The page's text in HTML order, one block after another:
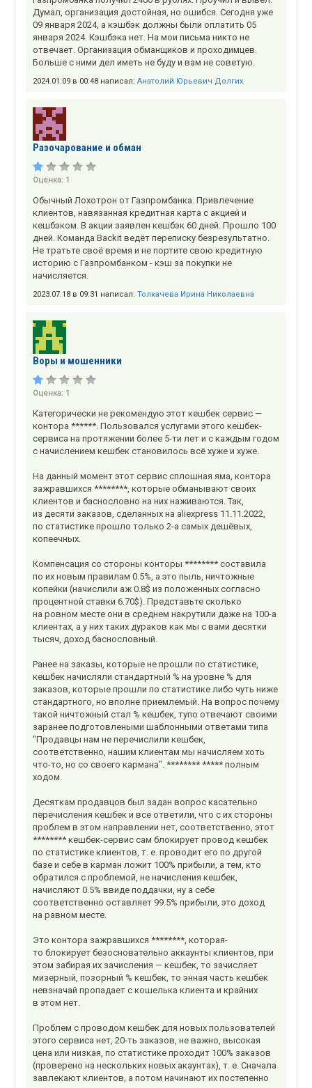
Думал, организация достойная, но ошибся. Сегодня уже
09 января 2024, а кэшбэк должны были оплатить 05
января 2024. Кэшбэка нет. На мои письма никто не
отвечает. Организация обманщиков и проходимцев.
Больше с ними дел иметь не буду и вам не советую.
2024.01.09 в 00:48 написал: Анатолий Юрьевич Долгих
Разочарование и обман
Оценка: 1
Обычный Лохотрон от Газпромбанка. Привлечение
клиентов, навязанная кредитная карта с акцией и
кешбэком. В акции заявлен кешбэк 60 дней. Прошло 100
дней. Команда Backit ведёт переписку безрезультатно.
Не тратьте своё время и не портите свою кредитную
историю с Газпромбанком - кэш за покупки не
начисляется.
2023.07.18 в 09:31 написал: Толкачева Ирина Николаевна
Воры и мошенники
Оценка: 1
Категорически не рекомендую этот кешбек сервис —
контора ******. Пользовался услугами этого кешбек-
сервиса на протяжении более 5-ти лет и с каждым годом
с начислением кешбек становилось всё хуже и хуже.
На данный момент этот сервис сплошная яма, контора
зажравшихся ********, которые обманывают своих
клиентов и баснословно на них наживаются. Так,
из десяти заказов, сделанных на aliexpress 11.11.2022,
по статистике прошло только 2-а самых дешёвых,
копеечных.
Компенсация со стороны конторы ******** составила
по их новым правилам 0.5%, а это пыль, ничтожные
копейки (начислили аж 0.8$ из положенных согласно
процентной ставки 6.70$). Представьте сколько
на ровном месте они в среднем накрутили даже на 100-а
клиентах, а у них таких дураков как мы с вами десятки
тысяч, доход баснословный.
Ранее на заказы, которые не прошли по статистике,
кешбек начисляли стандартный % на уровне % для
заказов, которые прошли по статистике либо чуть ниже
стандартного, но вполне приемлемый. На вопрос почему
такой ничтожный стал % кешбек, тупо отвечают своими
заранее подготовлеными шаблонными ответами типа
"Продавцы нам не перечислили кешбек,
соответственно, нашим клиентам мы начисляем хоть
что-то, но со своего кармана". ******** ***** полным
ходом.
Десяткам продавцов был задан вопрос касательно
перечисления кешбек и все ответили, что с их стороны
проблем в этом направлении нет, соответственно, этот
******** кешбек-сервис сам блокирует провод кешбек
по статистике клиентов, т. е. проводит его по другой
базе и себе в карман ложит 100% прибыли, а тем, кто
обратился с проблемой, не начисления кешбек,
начисляют 0.5% ввиде поддачки, ну а себе
соответственно оставляет 99.5% прибыли, это доход
на равном месте.
Это контора зажравшихся ********, которая-
то блокирует безосновательно аккаунты клиентов, при
этом забирая их зачисления — кешбек, то зачисляет
мизерный, позорный % кешбек, то энная часть кешбек
невзначай пропадает с кошелька клиента и крайних
в этом нет.
Проблем с проводом кешбек для новых пользователей
этого сервиса нет, 20-ть заказов, не важно, высокая
цена или низкая, по статистике проходит 100% заказов
(проверено на нескольких новых акаунтах), т. е. Сначала
завлекают клиентов, а потом начинают их постепенно